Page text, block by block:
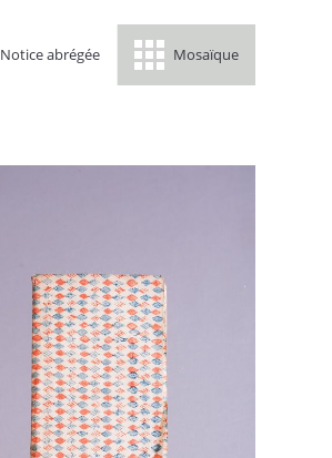
Notice abrégée Mosaïque